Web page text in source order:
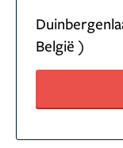
België )